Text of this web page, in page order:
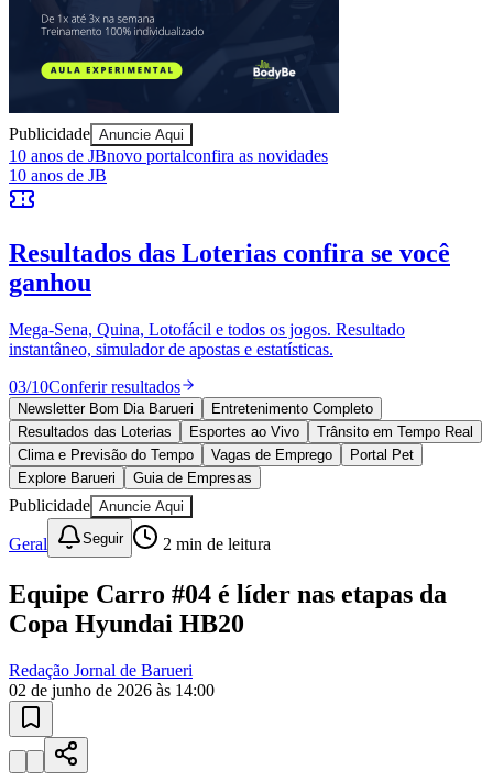
Ceará
Publicidade Anuncie Aqui
10 anos de JB novo portalconfira as novidades
Esportes ao Vivo
atualizadas